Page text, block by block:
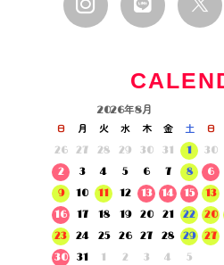
2026年8月
日 月 火 水 木 金
土
26
27 28 29 30 31
1
2
3 4 5 6 7
8
9
10 11 12 13 14
15
16
17 18 19 20 21
22
23
24 25 26 27 28
29
30
31 1 2 3 4 5
日
30
6
13
20
27